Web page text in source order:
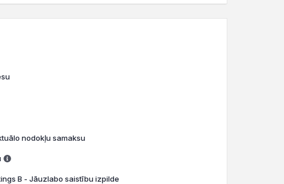
nodokļu samaksu
B - Jāuzlabo saistību izpilde